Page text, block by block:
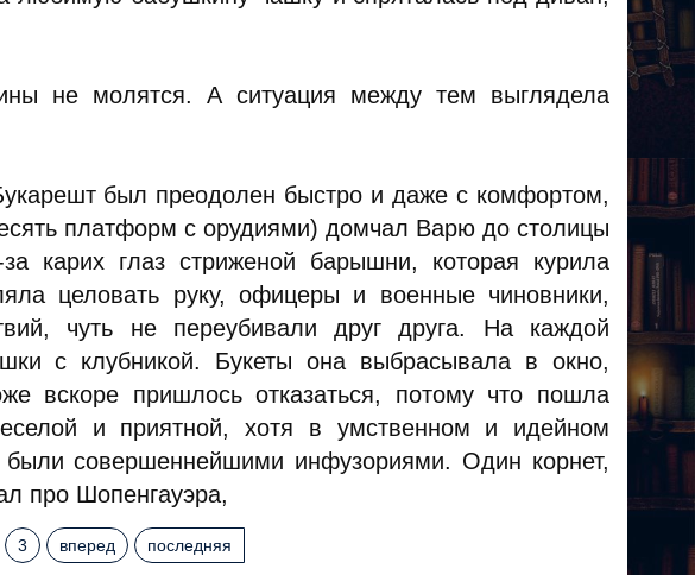
не молятся. А ситуация между тем выглядела
был преодолен быстро и даже с комфортом,
платформ с орудиями) домчал Варю до столицы
карих глаз стриженой барышни, которая курила
целовать руку, офицеры и военные чиновники,
чуть не переубивали друг друга. На каждой
с клубникой. Букеты она выбрасывала в окно,
вскоре пришлось отказаться, потому что пошла
и приятной, хотя в умственном и идейном
совершеннейшими инфузориями. Один корнет,
про Шопенгауэра,
3 вперед последняя